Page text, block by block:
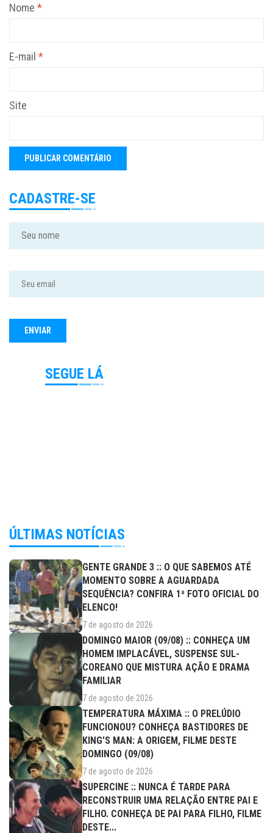
Nome *
E-mail *
Site
CADASTRE-SE
SEGUE LÁ
ÚLTIMAS NOTÍCIAS
GENTE GRANDE 3 :: O QUE SABEMOS ATÉ
MOMENTO SOBRE A AGUARDADA
SEQUÊNCIA? CONFIRA 1ª FOTO OFICIAL DO
ELENCO!
7 de agosto de 2026
DOMINGO MAIOR (09/08) :: CONHEÇA UM
HOMEM IMPLACÁVEL, SUSPENSE SUL-
COREANO QUE MISTURA AÇÃO E DRAMA
FAMILIAR
7 de agosto de 2026
TEMPERATURA MÁXIMA :: O PRELÚDIO
FUNCIONOU? CONHEÇA BASTIDORES DE
KING’S MAN: A ORIGEM, FILME DESTE
DOMINGO (09/08)
7 de agosto de 2026
SUPERCINE :: NUNCA É TARDE PARA
RECONSTRUIR UMA RELAÇÃO ENTRE PAI E
FILHO. CONHEÇA DE PAI PARA FILHO, FILME
DESTE...